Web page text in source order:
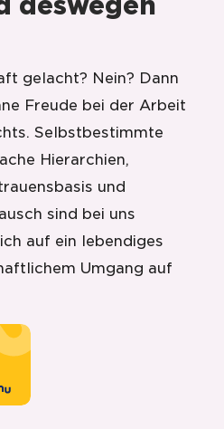
gelacht? Nein? Dann
Freude bei der Arbeit
Selbstbestimmte
Hierarchien,
und
sind bei uns
auf ein lebendiges
Umgang auf